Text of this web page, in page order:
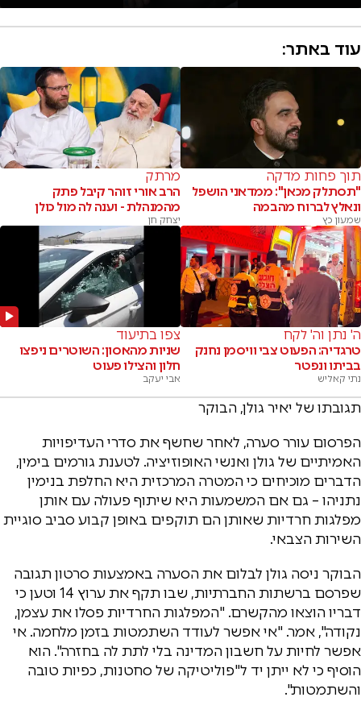
עוד באתר:
תוך פחות מדקה
"תסתלק מכאן": ממדאני הושפל
ונאלץ לברוח מהבמה
שמעון כץ
מרתק
הרב אורי זוהר קיבל פתק
מהמנהלת - וענה לה מול כולן
יצחק חן
ה' נתן וה' לקח
טרגדיה: הפעוט צבי וויסמן נחנק
בביתו ונפטר
נתי קאליש
צפו בתיעוד
שניות מהאסון: השוטרים ניפצו
חלון והצילו פעוט
אבי יעקב
תגובתו של יאיר גולן, הבוקר
הפרסום עורר סערה, לאחר שחשף את סדרי העדיפויות
האמיתיים של גולן ואנשי האופוזיציה. לטענת גורמים בימין,
הדברים מוכיחים כי המטרה המרכזית היא החלפת בנימין
נתניהו – גם אם המשמעות היא שיתוף פעולה עם אותן
מפלגות חרדיות שאותן הם תוקפים באופן קבוע סביב סוגיית
השירות הצבאי.
הבוקר ניסה גולן לבלום את הסערה באמצעות סרטון תגובה
שפרסם ברשתות החברתיות, שבו תקף את ערוץ 14 וטען כי
דבריו הוצאו מהקשרם. "המפלגות החרדיות פסלו את עצמן,
נקודה", אמר. "אי אפשר לעודד השתמטות בזמן מלחמה. אי
אפשר לחיות על חשבון המדינה בלי לתת לה בחזרה". הוא
הוסיף כי לא ייתן יד ל"פוליטיקה של סחטנות, כפיות טובה
והשתמטות".